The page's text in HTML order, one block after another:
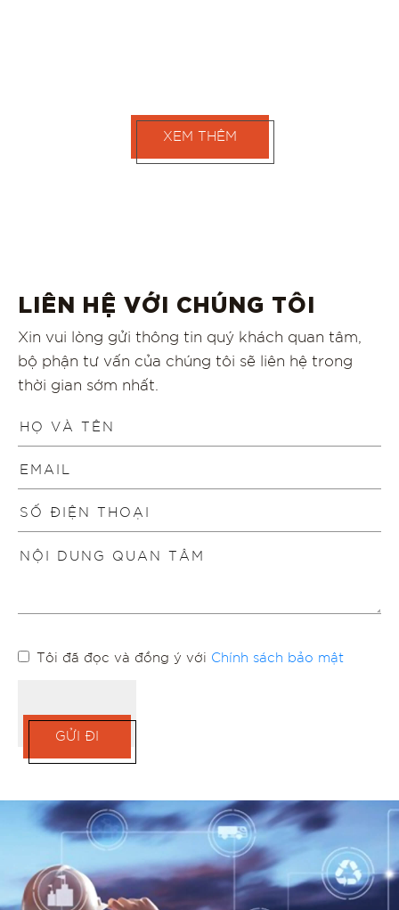
XEM THÊM
LIÊN HỆ VỚI CHÚNG TÔI
Xin vui lòng gửi thông tin quý khách quan tâm,
bộ phận tư vấn của chúng tôi sẽ liên hệ trong
thời gian sớm nhất.
Tôi đã đọc và đồng ý với Chính sách bảo mật
GỬI ĐI